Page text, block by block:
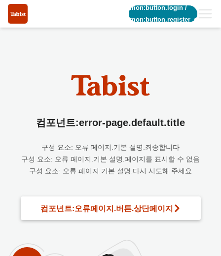
common:button.login/
common:button.register_short
컴포넌트:error-page.default.title
구성 요소: 오류 페이지.기본 설명.죄송합니다
구성 요소: 오류 페이지.기본 설명.페이지를 표시할 수 없음
구성 요소: 오류 페이지.기본 설명.다시 시도해 주세요
컴포넌트:오류페이지.버튼.상단페이지